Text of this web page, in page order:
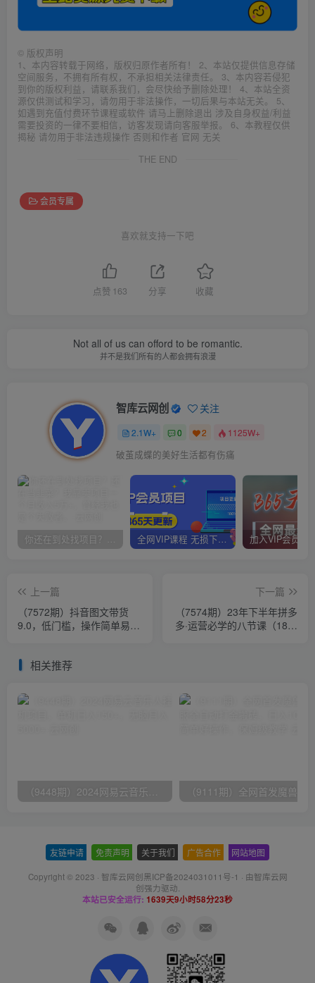
© 版权声明
1、本内容转载于网络，版权归原作者所有！ 2、本站仅提供信息存储
空间服务，不拥有所有权，不承担相关法律责任。 3、本内容若侵犯
到你的版权利益，请联系我们，会尽快给予删除处理！ 4、本站全资
源仅供测试和学习，请勿用于非法操作，一切后果与本站无关。 5、
如遇到充值付费环节课程或软件 请马上删除退出 涉及自身权益/利益
需要投资的一律不要相信，访客发现请向客服举报。 6、本教程仅供
揭秘 请勿用于非法违规操作 否则和作者 官网 无关
THE END
会员专属
喜欢就支持一下吧
点赞 163 分享 收藏
Not all of us can offord to be romantic.
并不是我们所有的人都会拥有浪漫
智库云网创 关注
2.1W+ 0 2 1125W+
破茧成蝶的美好生活都有伤痛
你还在到处找项目？还在当韭菜？我靠卖项目一个月收入5万+，曾经我也是个失败者。 全网VIP课程 无损下载~
上一篇
（7572期）抖音图文带货
9.0，低门槛，操作简单易
下一篇
（7574期）23年下半年拼多
多·运营必学的八节课（18节
相关推荐
友链申请 免责声明 关于我们 广告合作 网站地图
Copyright © 2023 · 智库云网创黑ICP备2024031011号-1 · 由智库云网
创强力驱动.
本站已安全运行: 1639天9小时58分24秒